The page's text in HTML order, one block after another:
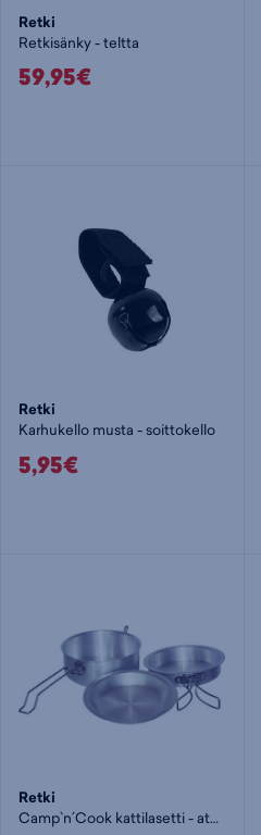
Retki
Retkisänky - teltta
59,95€
Retki
Karhukello musta - soittokello
5,95€
Retki
Camp`n´Cook kattilasetti - aterin